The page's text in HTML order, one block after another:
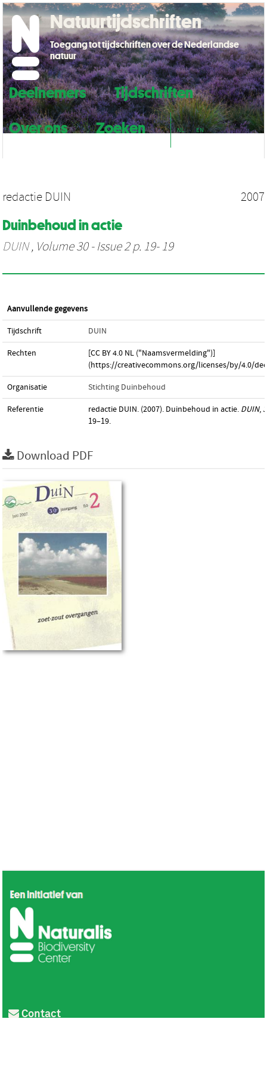
Deelnemers
Tijdschriften
Over ons
Zoeken NL EN
Natuurtijdschriften
Toegang tot tijdschriften over de Nederlandse
natuur
redactie DUIN 2007
Duinbehoud in actie
DUIN, Volume 30 - Issue 2 p. 19- 19
Aanvullende gegevens
Tijdschrift DUIN
Rechten
[CC BY 4.0 NL ("Naamsvermelding")]
(https://creativecommons.org/licenses/by/4.0/
Organisatie Stichting Duinbehoud
Referentie redactie DUIN. (2007). Duinbehoud in actie. DUIN,
19–19.
Download PDF
Contact